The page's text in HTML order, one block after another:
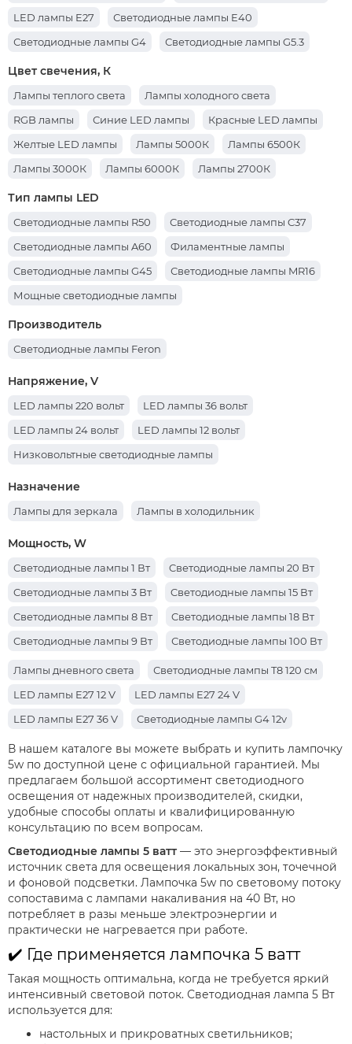
LED лампы E27
Светодиодные лампы E40
Светодиодные лампы G4
Светодиодные лампы G5.3
Светодиодные лампы G13
Светодиодные лампы G9
Цвет свечения, К
Лампы теплого света
Лампы холодного света
RGB лампы
Синие LED лампы
Красные LED лампы
Желтые LED лампы
Лампы 5000К
Лампы 6500К
Лампы 3000К
Лампы 6000К
Лампы 2700К
Лампы 6400К
Тип лампы LED
Светодиодные лампы R50
Светодиодные лампы C37
Светодиодные лампы A60
Филаментные лампы
Светодиодные лампы G45
Светодиодные лампы MR16
Мощные светодиодные лампы
Светодиодные лампы T8 G13
Производитель
Светодиодные лампы Feron
Напряжение, V
LED лампы 220 вольт
LED лампы 36 вольт
LED лампы 24 вольт
LED лампы 12 вольт
Низковольтные светодиодные лампы
Назначение
Лампы для зеркала Лампы в холодильник
Мощность, W
Cветодиодные лампы 1 Вт
Cветодиодные лампы 20 Вт
Cветодиодные лампы 3 Вт
Cветодиодные лампы 15 Вт
Cветодиодные лампы 8 Вт
Cветодиодные лампы 18 Вт
Cветодиодные лампы 9 Вт
Светодиодные лампы 100 Вт
Cветодиодные лампы 5 Вт
Cветодиодные лампы 10 Вт
Cветодиодные лампы 30 Вт
Cветодиодные лампы 40 Вт
Светодиодные лампы 7 Вт
Светодиодные лампы 50 Вт
Лампы дневного света
Светодиодные лампы T8 120 см
LED лампы E27 12 V
LED лампы E27 24 V
LED лампы E27 36 V
Светодиодные лампы G4 12v
В нашем каталоге вы можете выбрать и купить лампочку
5w по доступной цене с официальной гарантией. Мы
предлагаем большой ассортимент светодиодного
освещения от надежных производителей, скидки,
удобные способы оплаты и квалифицированную
консультацию по всем вопросам.
Светодиодные лампы 5 ватт — это энергоэффективный
источник света для освещения локальных зон, точечной
и фоновой подсветки. Лампочка 5w по световому потоку
сопоставима с лампами накаливания на 40 Вт, но
потребляет в разы меньше электроэнергии и
практически не нагревается при работе.
✔️ Где применяется лампочка 5 ватт
Такая мощность оптимальна, когда не требуется яркий
интенсивный световой поток. Светодиодная лампа 5 Вт
используется для:
настольных и прикроватных светильников;